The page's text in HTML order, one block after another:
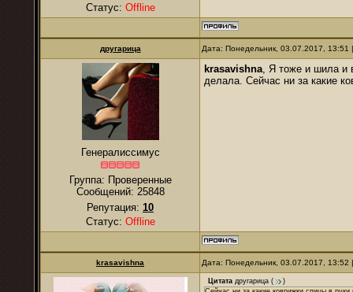
Статус: Offline
другарица Дата: Понедельник, 03.07.2017,
Генералиссимус
Группа: Проверенные
Сообщений: 25848
Репутация: 10
Статус: Offline
krasavishna, Я тоже и шила и
делала. Сейчас ни за какие
krasavishna Дата: Понедельник, 03.07.2017,
Цитата другарица (
)